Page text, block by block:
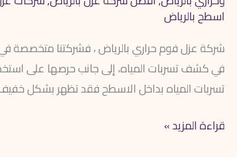
اسطح بالرياض
شركة عزل فوم حراري بالرياض ، فشركتنا متخصصة
في كشف تسربات المياه، إلى جانب حرصها على
تسربات المياه بداخل الاسطح فقد تظهر بشكل
قراءة المزيد »